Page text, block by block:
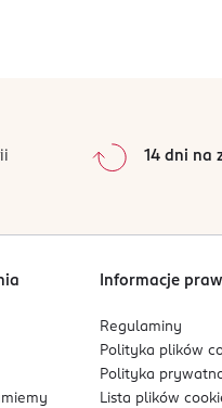
14 dni na
Informacje
Regulaminy
Polityka plików
Polityka
Lista plików